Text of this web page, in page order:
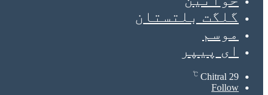
گلگت بلتستان
موسم
ای پیپر
Chitral 29
℃
Follow